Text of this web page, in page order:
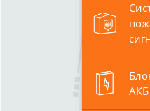
АКБ